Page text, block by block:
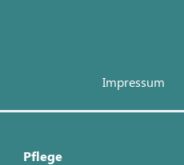
Impressum
Pflege